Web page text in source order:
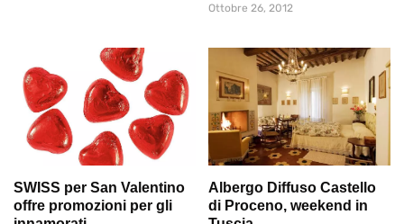
Ottobre 26, 2012
SWISS per San Valentino
offre promozioni per gli
Albergo Diffuso Castello
di Proceno, weekend in